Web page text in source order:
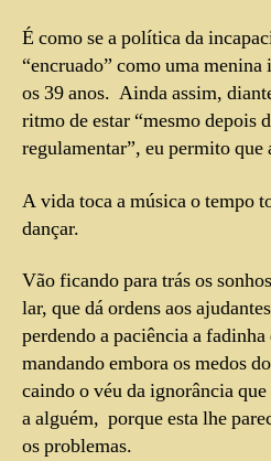
É como se a política da
“encruado” como uma
os 39 anos. Ainda assim,
ritmo de estar “mesmo depois
regulamentar”, eu permito que
A vida toca a música o tempo
dançar.
Vão ficando para trás os
lar, que dá ordens aos
perdendo a paciência a
mandando embora os medos
caindo o véu da ignorância
a alguém, porque esta lhe
os problemas.